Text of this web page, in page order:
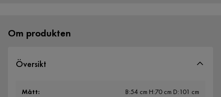
Om produkten
Översikt
Mått: B:54 cm H:70 cm D:101 cm